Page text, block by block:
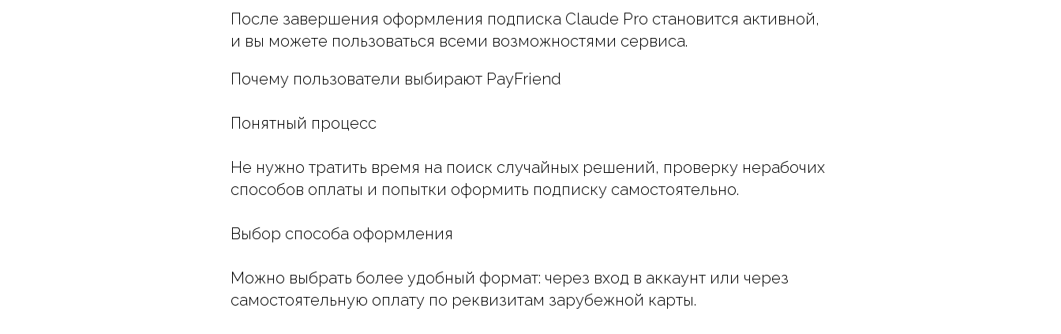
После завершения оформления подписка Claude Pro становится активной,
и вы можете пользоваться всеми возможностями сервиса.
Почему пользователи выбирают PayFriend
Понятный процесс
Не нужно тратить время на поиск случайных решений, проверку нерабочих
способов оплаты и попытки оформить подписку самостоятельно.
Выбор способа оформления
Можно выбрать более удобный формат: через вход в аккаунт или через
самостоятельную оплату по реквизитам зарубежной карты.